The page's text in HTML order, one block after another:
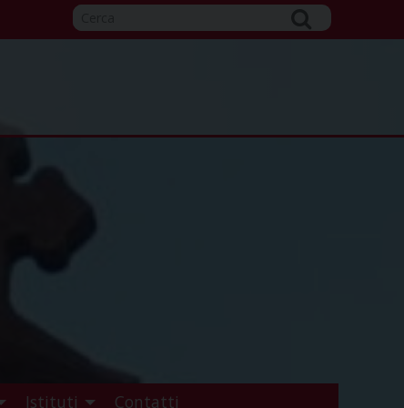
Istituti Contatti